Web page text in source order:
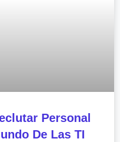
Personal
De Las TI